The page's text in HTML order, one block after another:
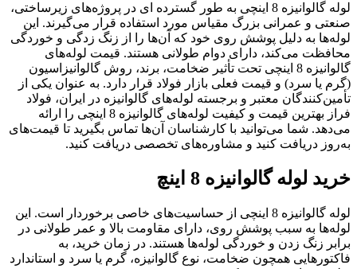
لوله گالوانیزه 8 اینچی به طور گسترده ‌ای در پروژه‌های زیرساختی،
صنعتی و عمرانی بزرگ مقیاس مورد استفاده قرار می‌گیرند. این
لوله‌ها به دلیل پوشش روی خود که آن‌ها را از زنگ زدگی و خوردگی
محافظت می‌کند، دارای دوام طولانی هستند. قیمت لوله‌های
گالوانیزه 8 اینچی تحت تأثیر ضخامت، برند، روش گالوانیزاسیون
(گرم یا سرد) و قیمت فعلی بازار فولاد قرار دارد. به عنوان یکی از
تأمین‌کنندگان معتبر و برجسته لوله‌های گالوانیزه در ایران، فولاد
فراز بهترین قیمت و کیفیت لوله‌های گالوانیزه 8 اینچی را ارائه
می‌دهد. شما می‌توانید با کارشناسان آن‌ها تماس بگیرید تا قیمت‌های
به‌روز دریافت کنید و مشاوره‌های تخصصی دریافت کنید.
خرید لوله گالوانیزه 8 اینچ
لوله گالوانیزه 8 اینچی از حساسیت‌های خاصی برخوردار است. این
لوله‌ها به سبب پوشش روی، دارای مقاومت بالا و عمر طولانی در
برابر زنگ زدن و خوردگی لوله‌ها هستند. در زمان خرید، به
فاکتورهایی همچون ضخامت، نوع گالوانیزه، گرم یا سرد و استاندارد